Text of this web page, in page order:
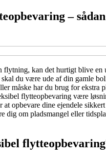
–
flytning, kan det hurtigt blive en
du være ude af din gamle
måske har du brug for ekstra
flytteopbevaring være
opbevare dine ejendele
dig om pladsmangel eller